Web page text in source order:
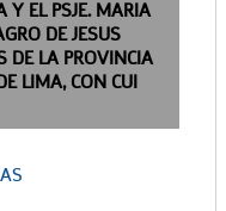
Y EL PSJE. MARIA
DE JESUS
DE LA PROVINCIA
LIMA, CON CUI